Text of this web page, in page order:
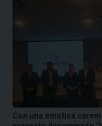
Con una emotiva